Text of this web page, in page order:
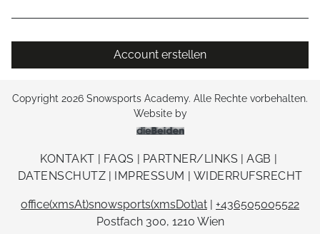
Account erstellen
Copyright 2026 Snowsports Academy. Alle Rechte vorbehalten.
Website by
dieBeiden
KONTAKT | FAQS | PARTNER/LINKS | AGB |
DATENSCHUTZ | IMPRESSUM | WIDERRUFSRECHT
office(xmsAt)snowsports(xmsDot)at | +436505005522
Postfach 300, 1210 Wien